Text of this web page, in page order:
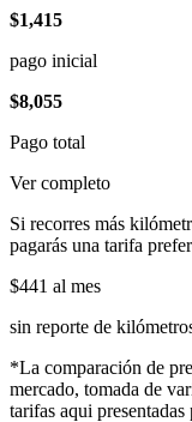
$1,415
pago inicial
$8,055
Pago total
Ver completo
Si recorres más
pagarás una tarifa
$441 al mes
sin reporte de
*La comparación de
mercado, tomada de
tarifas aqui presentadas